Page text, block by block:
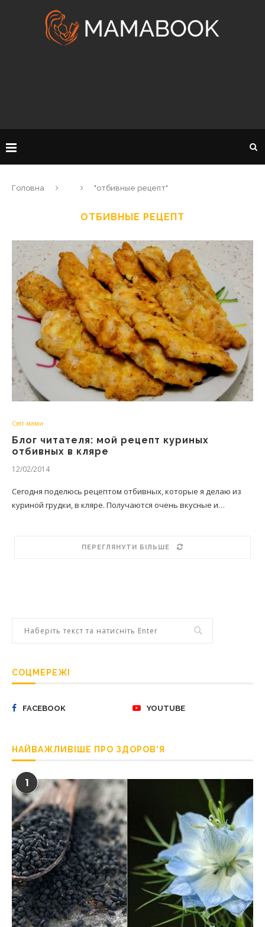
Головна "отбивные рецепт"
ОТБИВНЫЕ РЕЦЕПТ
Світ мами
Блог читателя: мой рецепт куриных
отбивных в кляре
12/02/2014
Сегодня поделюсь рецептом отбивных, которые я делаю из
куриной грудки, в кляре. Получаются очень вкусные и…
ПЕРЕГЛЯНУТИ БІЛЬШЕ
СОЦМЕРЕЖІ
FACEBOOK YOUTUBE
НАЙВАЖЛИВІШЕ ПРО ЗДОРОВ’Я
1